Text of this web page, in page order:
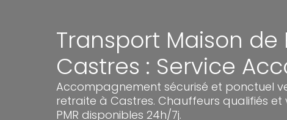
Transport Maison de
Castres : Service
Accompagnement sécurisé et ponctuel
retraite à Castres. Chauffeurs qualifiés
PMR disponibles 24h/7j.